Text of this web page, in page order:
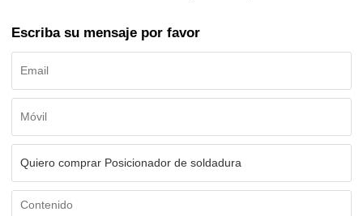
Escriba su mensaje por favor